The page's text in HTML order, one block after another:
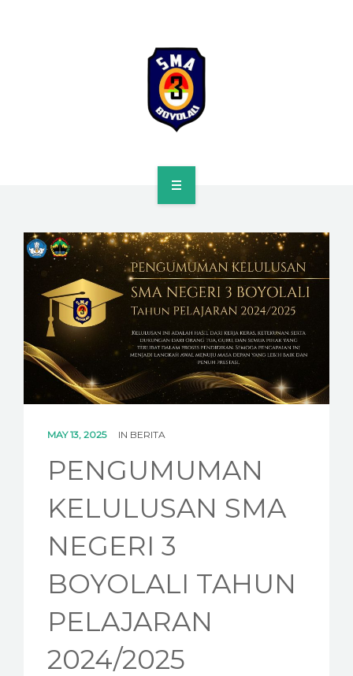
PROFILE
KURIKULUM
KESISWAAN
KEGIATAN
HUMAS
ALUMNI
MAY 13, 2025 IN BERITA
PENGUMUMAN
KELULUSAN SMA
NEGERI 3
BOYOLALI TAHUN
PELAJARAN
2024/2025